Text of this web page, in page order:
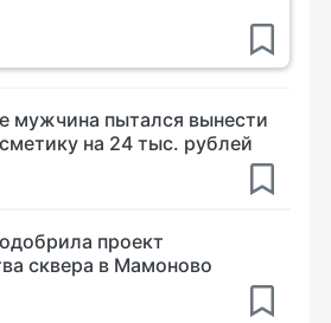
мужчина пытался вынести
на 24 тыс. рублей
проект
сквера в Мамоново